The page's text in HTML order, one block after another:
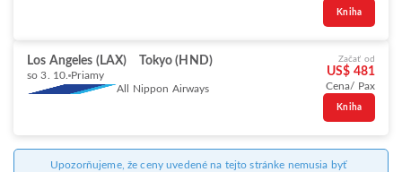
Kniha
Los Angeles (LAX) Tokyo (HND)
so 3. 10. Priamy
All Nippon Airways
Začať od
US$ 481
Cena/ Pax
Kniha
Upozorňujeme, že ceny uvedené na tejto stránke nemusia byť